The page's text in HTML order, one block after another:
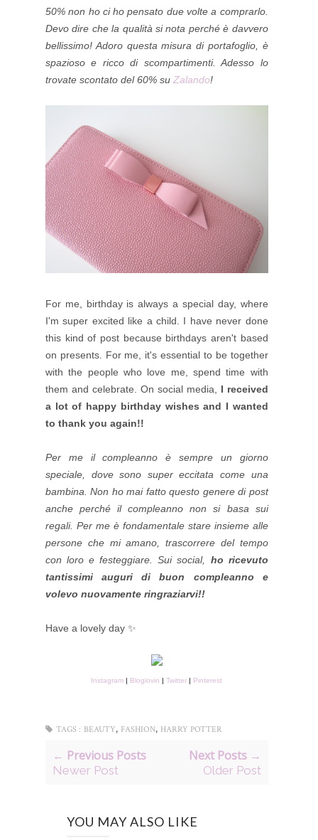
50% non ho ci ho pensato due volte a comprarlo.
Devo dire che la qualità si nota perché è davvero
bellissimo! Adoro questa misura di portafoglio, è
spazioso e ricco di scompartimenti. Adesso lo
trovate scontato del 60% su Zalando!
For me, birthday is always a special day, where
I'm super excited like a child. I have never done
this kind of post because birthdays aren't based
on presents. For me, it's essential to be together
with the people who love me, spend time with
them and celebrate. On social media, I received
a lot of happy birthday wishes and I wanted
to thank you again!!
Per me il compleanno è sempre un giorno
speciale, dove sono super eccitata come una
bambina. Non ho mai fatto questo genere di post
anche perché il compleanno non si basa sui
regali. Per me è fondamentale stare insieme alle
persone che mi amano, trascorrere del tempo
con loro e festeggiare. Sui social, ho ricevuto
tantissimi auguri di buon compleanno e
volevo nuovamente ringraziarvi!!
Have a lovely day ✨
Instagram | Bloglovin |Twitter | Pinterest
TAGS : BEAUTY, FASHION, HARRY POTTER
← Previous Posts
Newer Post
Next Posts →
Older Post
YOU MAY ALSO LIKE